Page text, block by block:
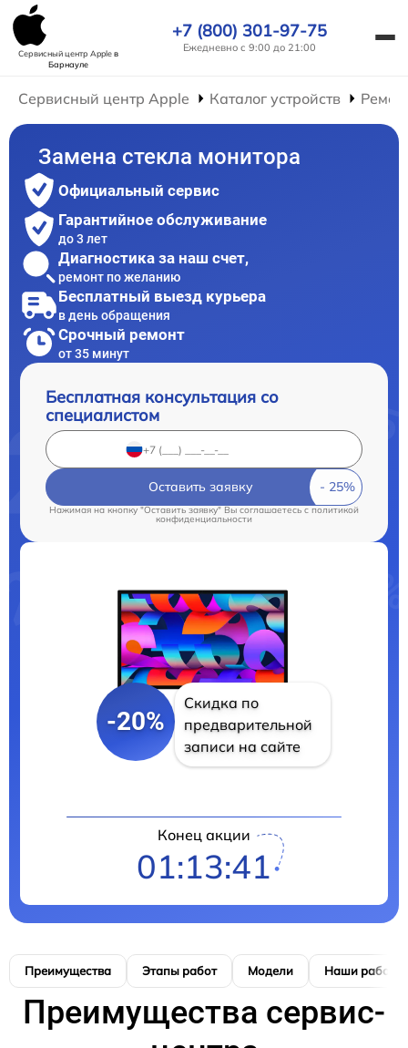
Сервисный центр Appleв
Барнауле
+7 (800) 301-97-75
Ежедневно с 9:00 до 21:00
Сервисный центр Apple Каталог устройств
Замена стекла монитора
Официальный сервис
Гарантийное обслуживание
до 3 лет
Диагностика за наш счет,
ремонт по желанию
Бесплатный выезд курьера
в день обращения
Срочный ремонт
от 35 минут
Бесплатная консультация со
специалистом
Оставить заявку
Нажимая на кнопку "Оставить заявку" Вы соглашаетесь cполитикой
конфиденциальности
-20%
Скидка по
предварительной
записи на сайте
Конец акции
01:13:40
Преимущества Этапы работ Модели Наши работы
Преимущества сервис-